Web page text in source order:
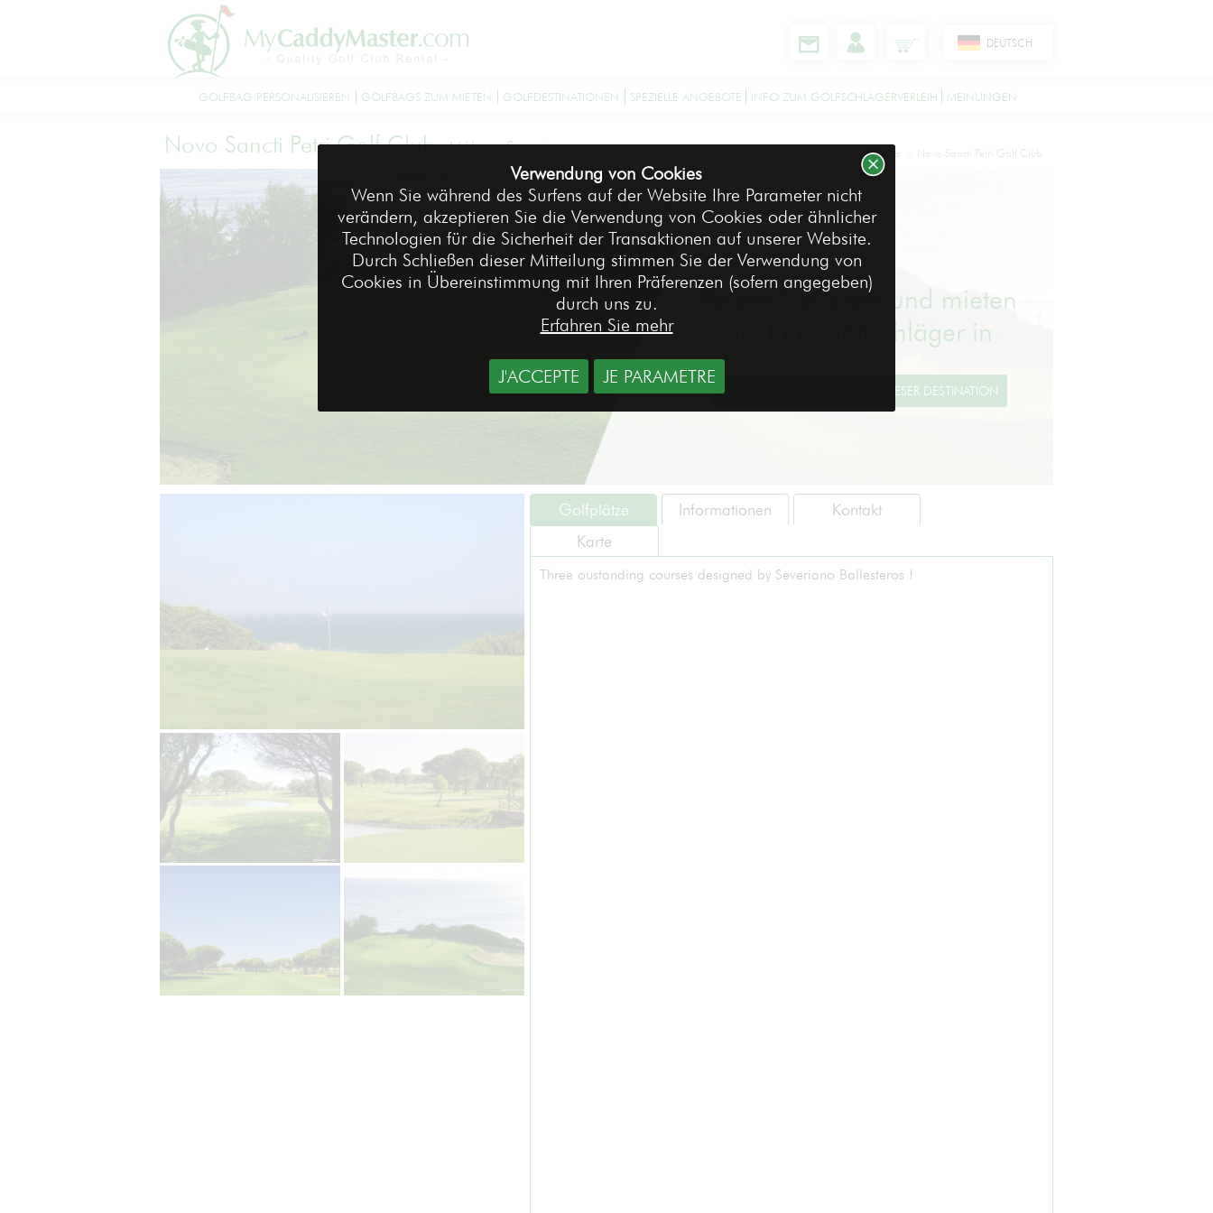
DEUTSCH
GOLFBAG PERSONALISIEREN GOLFBAGS ZUM MIETEN GOLFDESTINATIONEN SPEZIELLE ANGEBOTE INFO ZUM GOLFSCHLÄGERVERLEIH MEINUNGEN
Novo Sancti Petri Golf Club-Málaga Spanien Málaga Novo Sancti Petri Golf Club
Reisen Sie leicht und mieten
Sie Ihre Golfschläger in
Golfplätze Informationen
Kontakt
Karte
Three oustanding courses designed by Severiano Ballesteros !
Verwendung von Cookies
Wenn Sie während des Surfens auf der Website Ihre Parameter nicht
verändern, akzeptieren Sie die Verwendung von Cookies oder ähnlicher
Technologien für die Sicherheit der Transaktionen auf unserer Website.
Durch Schließen dieser Mitteilung stimmen Sie der Verwendung von
Cookies in Übereinstimmung mit Ihren Präferenzen (sofern angegeben)
durch uns zu.
Erfahren Sie mehr
J'ACCEPTE JE PARAMETRE